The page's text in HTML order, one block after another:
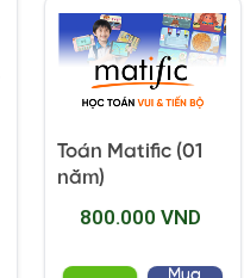
Toán Matific (01
năm)
800.000 VND